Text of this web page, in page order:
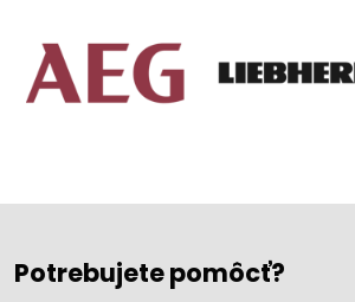
Potrebujete pomôcť?